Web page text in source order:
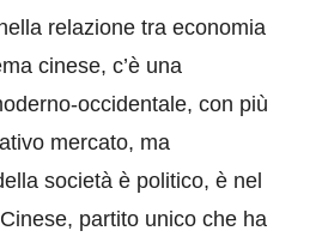
relazione tra economia
cinese, c’è una
occidentale, con più
mercato, ma
società è politico, è nel
partito unico che ha